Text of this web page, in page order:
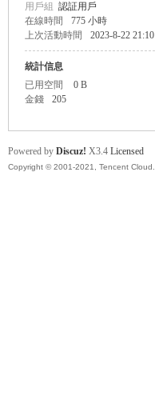
用戶組 認証用戶
在線時間
775 小時
上次活動時間
2023-8-22 21:10
統計信息
已用空間
0 B
金錢
205
Powered by Discuz! X3.4 Licensed
Copyright © 2001-2021, Tencent Cloud.